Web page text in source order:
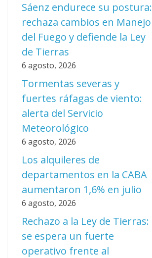
Sáenz endurece su postura:
rechaza cambios en Manejo
del Fuego y defiende la Ley
de Tierras
6 agosto, 2026
Tormentas severas y
fuertes ráfagas de viento:
alerta del Servicio
Meteorológico
6 agosto, 2026
Los alquileres de
departamentos en la CABA
aumentaron 1,6% en julio
6 agosto, 2026
Rechazo a la Ley de Tierras:
se espera un fuerte
operativo frente al